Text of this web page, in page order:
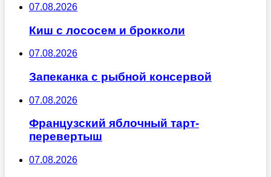
07.08.2026
Киш с лососем и брокколи
07.08.2026
Запеканка с рыбной консервой
07.08.2026
Французский яблочный тарт-
перевертыш
07.08.2026